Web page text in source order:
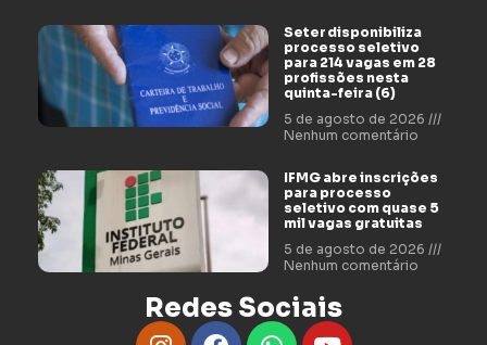
Seter disponibiliza
processo seletivo
para 214 vagas em 28
profissões nesta
quinta-feira (6)
5 de agosto de 2026
Nenhum comentário
IFMG abre inscrições
para processo
seletivo com quase 5
mil vagas gratuitas
5 de agosto de 2026
Nenhum comentário
Redes Sociais